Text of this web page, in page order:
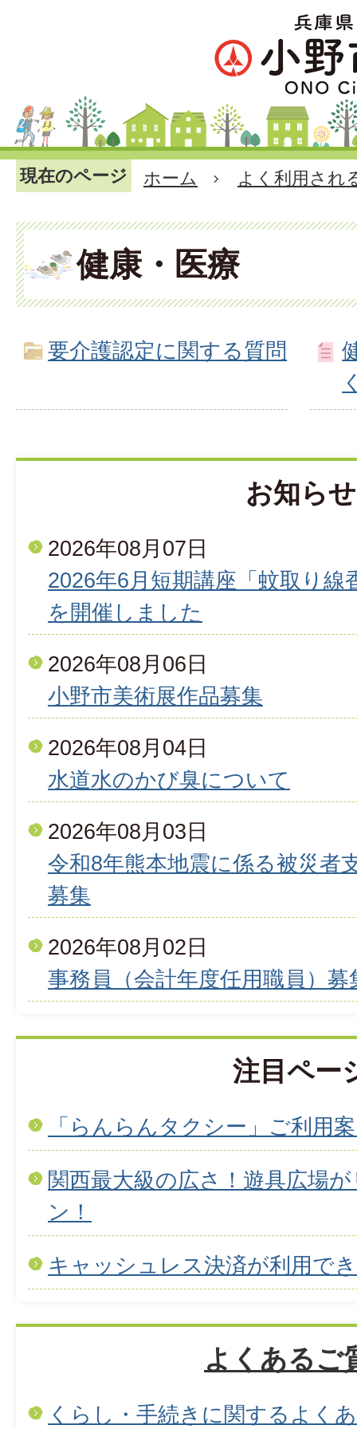
現在のページ ホーム よく利用され
健康・医療
要介護認定に関する質問
お知らせ
2026年08月07日
2026年6月短期講座「蚊取り
を開催しました
2026年08月06日
小野市美術展作品募集
2026年08月04日
水道水のかび臭について
2026年08月03日
令和8年熊本地震に係る被災者
募集
2026年08月02日
事務員（会計年度任用職員）募
注目ペー
「らんらんタクシー」ご利用
関西最大級の広さ！遊具広場
ン！
キャッシュレス決済が利用で
よくあるご
くらし・手続きに関するよく